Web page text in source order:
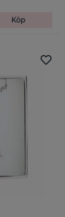
Köp